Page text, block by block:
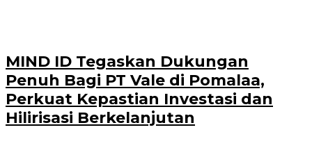
MIND ID Tegaskan Dukungan
Penuh Bagi PT Vale di Pomalaa,
Perkuat Kepastian Investasi dan
Hilirisasi Berkelanjutan